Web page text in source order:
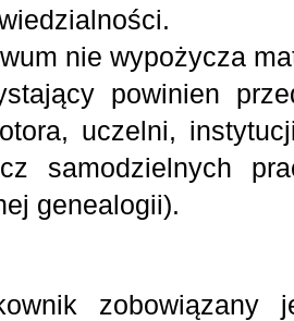
nie wypożycza
powinien
uczelni,
samodzielnych
genealogii).